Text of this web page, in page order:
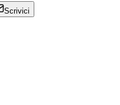
Scrivici